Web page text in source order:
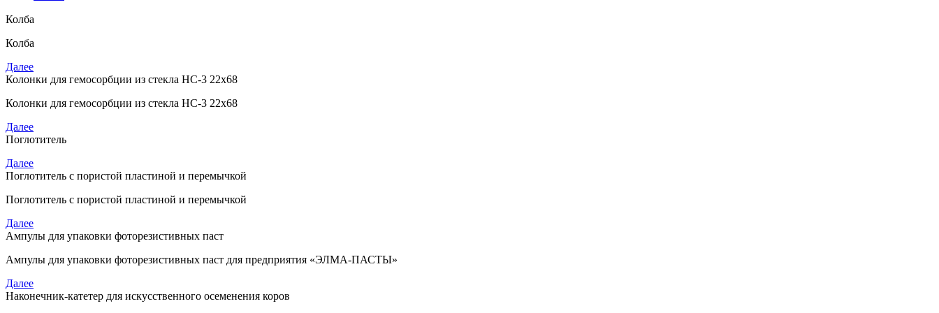
Колба
Колба
Далее
Колонки для гемосорбции из стекла НС-3 22х68
Колонки для гемосорбции из стекла НС-3 22х68
Далее
Поглотитель
Далее
Поглотитель с пористой пластиной и перемычкой
Поглотитель с пористой пластиной и перемычкой
Далее
Ампулы для упаковки фоторезистивных паст
Ампулы для упаковки фоторезистивных паст для предприятия «ЭЛМА-ПАСТЫ»
Далее
Наконечник-катетер для искусственного осеменения коров